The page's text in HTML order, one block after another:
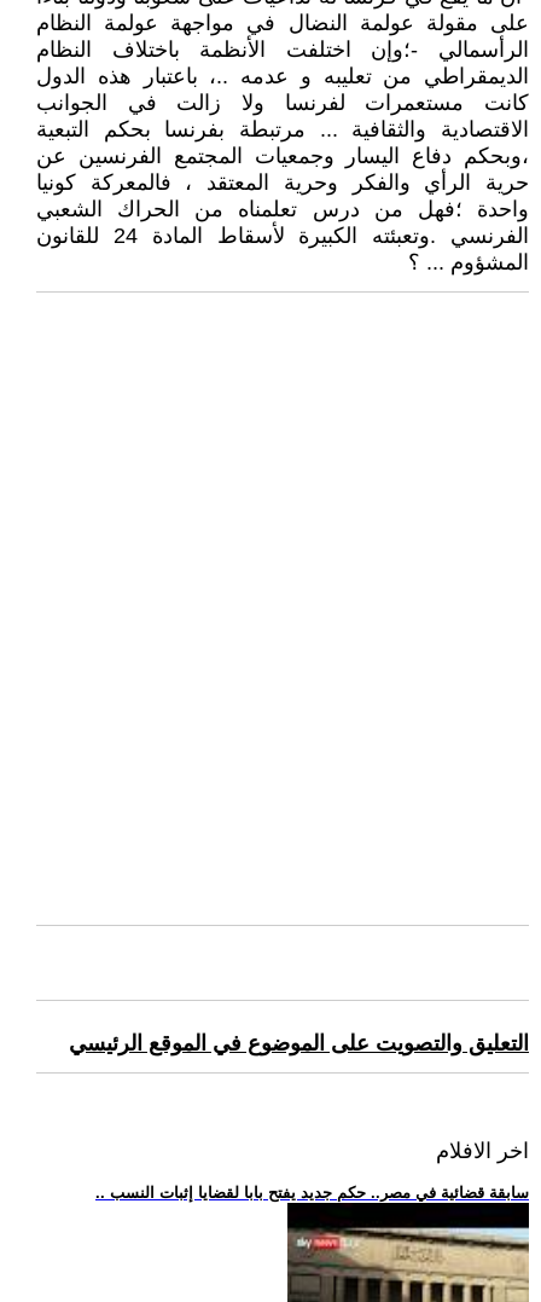
على مقولة عولمة النضال في مواجهة عولمة النظام
الرأسمالي -؛وإن اختلفت الأنظمة باختلاف النظام
الديمقراطي من تعليبه و عدمه ..، باعتبار هذه الدول
كانت مستعمرات لفرنسا ولا زالت في الجوانب
الاقتصادية والثقافية ... مرتبطة بفرنسا بحكم التبعية
،وبحكم دفاع اليسار وجمعيات المجتمع الفرنسين عن
حرية الرأي والفكر وحرية المعتقد ، فالمعركة كونيا
واحدة ؛فهل من درس تعلمناه من الحراك الشعبي
الفرنسي .وتعبئته الكبيرة لأسقاط المادة 24 للقانون
المشؤوم ... ؟
التعليق والتصويت على الموضوع في الموقع الرئيسي
اخر الافلام
.. سابقة قضائية في مصر.. حكم جديد يفتح بابا لقضايا إثبات النسب